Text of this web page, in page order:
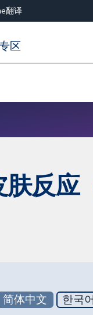
翻译
区
反应
简体中文 한국어